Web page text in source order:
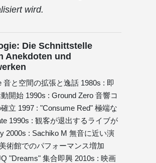
wird.
Die Schnittstelle
Anekdoten und
音と空間の拡張と逸話 1980s : 即
開始 1990s : Ground Zero 音響コ
立 1997 : "Consume Red" 極端な
1990s : 観客が退出するライブが
2000s : Sachiko M 無音に近い演
術館でのパフォーマンス増加
"Dreams" 集合即興 2010s : 映画